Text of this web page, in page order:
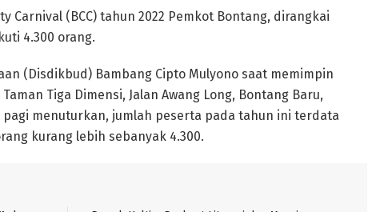
Carnival (BCC) tahun 2022 Pemkot Bontang, dirangkai
4.300 orang.
(Disdikbud) Bambang Cipto Mulyono saat memimpin
Tiga Dimensi, Jalan Awang Long, Bontang Baru,
pagi menuturkan, jumlah peserta pada tahun ini terdata
kurang lebih sebanyak 4.300.